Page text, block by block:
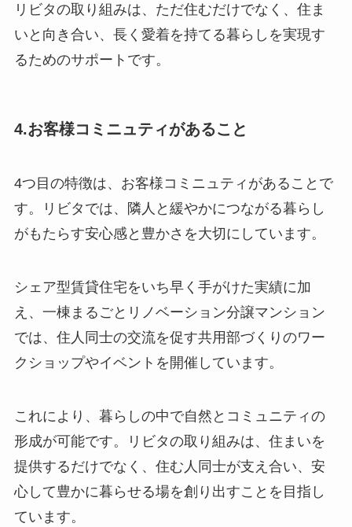
リビタの取り組みは、ただ住むだけでなく、住ま
いと向き合い、長く愛着を持てる暮らしを実現す
るためのサポートです。
4.お客様コミニュティがあること
4つ目の特徴は、お客様コミニュティがあることで
す。リビタでは、隣人と緩やかにつながる暮らし
がもたらす安心感と豊かさを大切にしています。
シェア型賃貸住宅をいち早く手がけた実績に加
え、一棟まるごとリノベーション分譲マンション
では、住人同士の交流を促す共用部づくりのワー
クショップやイベントを開催しています。
これにより、暮らしの中で自然とコミュニティの
形成が可能です。リビタの取り組みは、住まいを
提供するだけでなく、住む人同士が支え合い、安
心して豊かに暮らせる場を創り出すことを目指し
ています。